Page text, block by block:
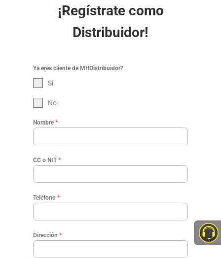
¡Regístrate como
Distribuidor!
Ya eres cliente de MHDistribuidor?
Si
No
Nombre *
CC o NIT*
Teléfono *
Dirección *